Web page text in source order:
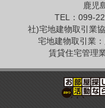
鹿児
TEL：099-
社)宅地建物取引業
宅地建物取引業
賃貸住宅管理